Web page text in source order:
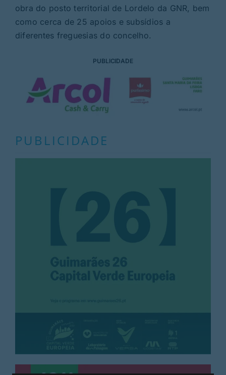
obra do posto territorial de Lordelo da GNR, bem
como cerca de 25 apoios e subsídios a
diferentes freguesias do concelho.
PUBLICIDADE
PUBLICIDADE